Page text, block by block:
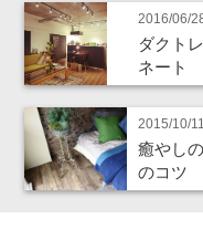
2016/06/
ダクト
ネート
2015/10/11
癒やし
のコツ